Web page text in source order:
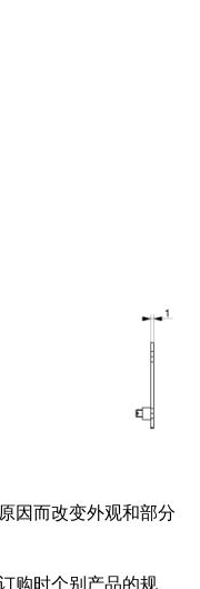
因而改变外观和部分
购时个别产品的规